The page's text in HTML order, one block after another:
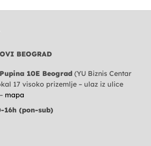
BEOGRAD
10E Beograd (YU Biznis Centar
17 visoko prizemlje – ulaz iz ulice
mapa
16h (pon-sub)